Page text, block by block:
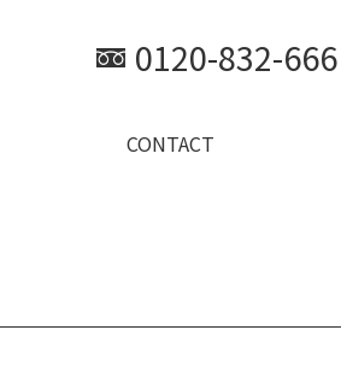
0120-832-666
CONTACT